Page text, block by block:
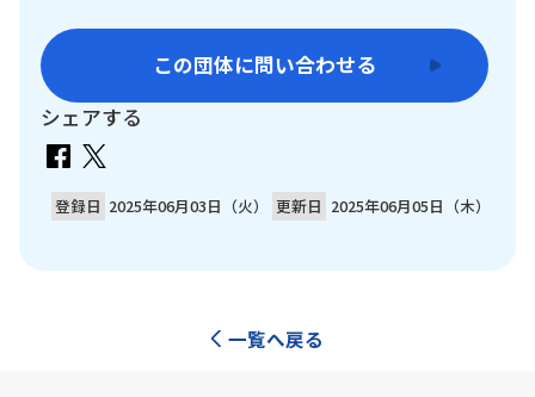
この団体に問い合わせる
シェアする
登録日 2025年06月03日（火） 更新日 2025年06月05日（木）
一覧へ戻る